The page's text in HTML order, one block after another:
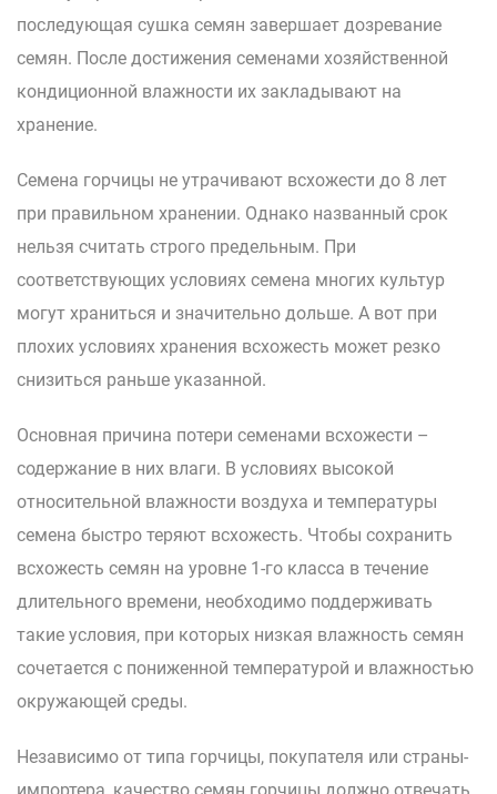
последующая сушка семян завершает дозревание
семян. После достижения семенами хозяйственной
кондиционной влажности их закладывают на
хранение.
Семена горчицы не утрачивают всхожести до 8 лет
при правильном хранении. Однако названный срок
нельзя считать строго предельным. При
соответствующих условиях семена многих культур
могут храниться и значительно дольше. А вот при
плохих условиях хранения всхожесть может резко
снизиться раньше указанной.
Основная причина потери семенами всхожести –
содержание в них влаги. В условиях высокой
относительной влажности воздуха и температуры
семена быстро теряют всхожесть. Чтобы сохранить
всхожесть семян на уровне 1-го класса в течение
длительного времени, необходимо поддерживать
такие условия, при которых низкая влажность семян
сочетается с пониженной температурой и влажностью
окружающей среды.
Независимо от типа горчицы, покупателя или страны-